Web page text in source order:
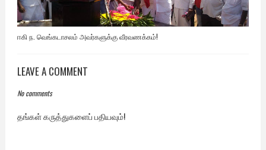
ஈகி ந. வெங்கடாசலம் அவர்களுக்கு வீரவணக்கம்!
LEAVE A COMMENT
No comments
தங்கள் கருத்துகளைப் பதியவும்!